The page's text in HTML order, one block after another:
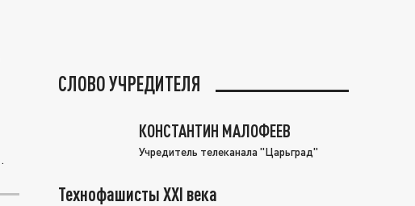
СЛОВО УЧРЕДИТЕЛЯ
КОНСТАНТИН МАЛОФЕЕВ
Учредитель телеканала "Царьград"
Технофашисты XXI века